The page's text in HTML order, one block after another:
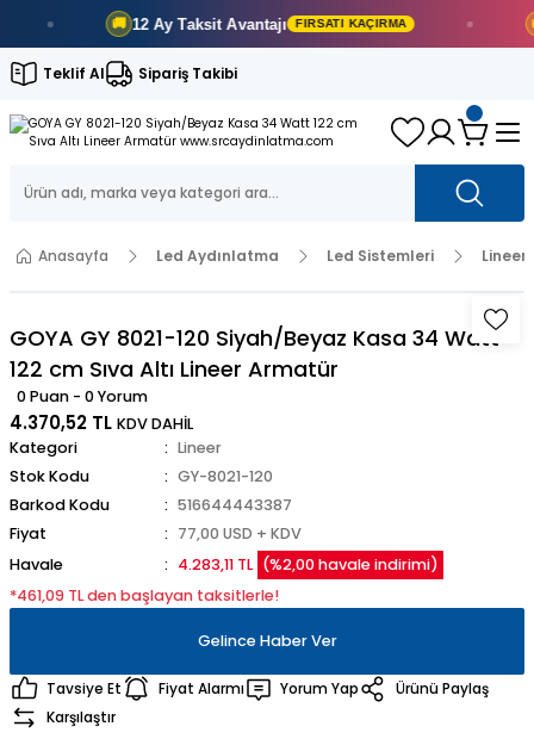
12 AyTaksit Avantajı FIRSATI KAÇIRMA
Teklif Al Sipariş Takibi
Anasayfa Led Aydınlatma Led Sistemleri Lineer
GOYA GY 8021-120 Siyah/Beyaz Kasa 34 Watt
122 cm Sıva Altı Lineer Armatür
0 Puan - 0 Yorum
4.370,52 TL KDV DAHİL
Kategori
Lineer
Stok Kodu
GY-8021-120
Barkod Kodu
516644443387
Fiyat
77,00 USD + KDV
Havale
4.283,11 TL (%2,00 havale indirimi)
*461,09 TL den başlayan taksitlerle!
Gelince Haber Ver
Tavsiye Et Fiyat Alarmı Yorum Yap
Ürünü Paylaş
Karşılaştır